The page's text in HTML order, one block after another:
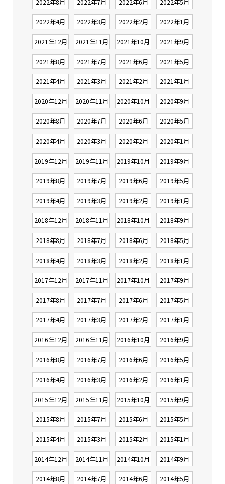
2022年4月 2022年3月 2022年2月 2022年1月
2021年12月 2021年11月 2021年10月 2021年9月
2021年8月 2021年7月 2021年6月 2021年5月
2021年4月 2021年3月 2021年2月 2021年1月
2020年12月 2020年11月 2020年10月 2020年9月
2020年8月 2020年7月 2020年6月 2020年5月
2020年4月 2020年3月 2020年2月 2020年1月
2019年12月 2019年11月 2019年10月 2019年9月
2019年8月 2019年7月 2019年6月 2019年5月
2019年4月 2019年3月 2019年2月 2019年1月
2018年12月 2018年11月 2018年10月 2018年9月
2018年8月 2018年7月 2018年6月 2018年5月
2018年4月 2018年3月 2018年2月 2018年1月
2017年12月 2017年11月 2017年10月 2017年9月
2017年8月 2017年7月 2017年6月 2017年5月
2017年4月 2017年3月 2017年2月 2017年1月
2016年12月 2016年11月 2016年10月 2016年9月
2016年8月 2016年7月 2016年6月 2016年5月
2016年4月 2016年3月 2016年2月 2016年1月
2015年12月 2015年11月 2015年10月 2015年9月
2015年8月 2015年7月 2015年6月 2015年5月
2015年4月 2015年3月 2015年2月 2015年1月
2014年12月 2014年11月 2014年10月 2014年9月
2014年8月 2014年7月 2014年6月 2014年5月